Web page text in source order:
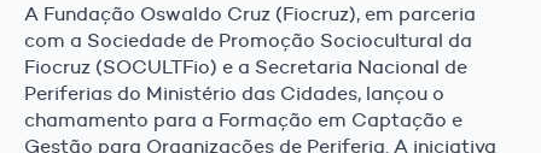
A Fundação Oswaldo Cruz (Fiocruz), em parceria
com a Sociedade de Promoção Sociocultural da
Fiocruz (SOCULTFio) e a Secretaria Nacional de
Periferias do Ministério das Cidades, lançou o
chamamento para a Formação em Captação e
Gestão para Organizações de Periferia. A iniciativa